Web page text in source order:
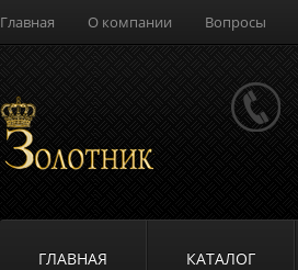
Главная О компании Вопросы
ГЛАВНАЯ КАТАЛОГ